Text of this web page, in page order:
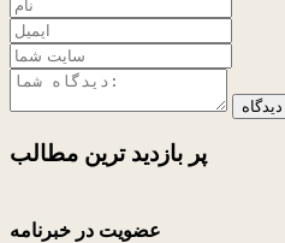
پر بازدید ترین مطالب
عضویت در خبرنامه